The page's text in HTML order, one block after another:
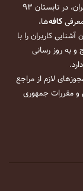
کافه‌یاب به عنوان مرجع معرفی و اطلاع‌رسانی کافه‌های ایران، در تابستان ۹۳
کافه‌ها،
آشنایی کاربران را با
به روز رسانی
لازم از مراجع
و مقررات جمهوری